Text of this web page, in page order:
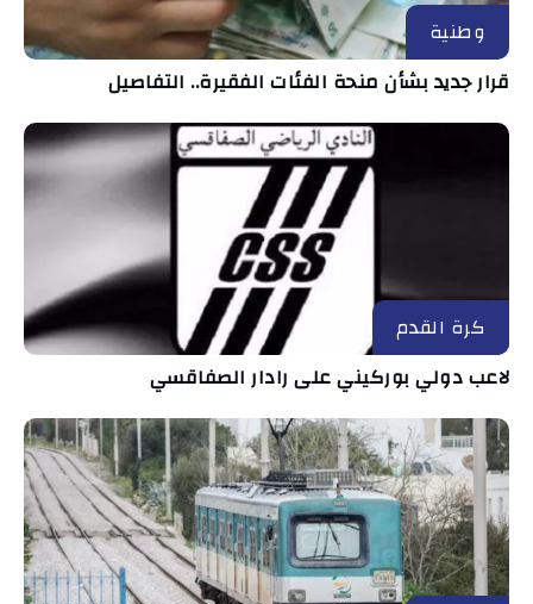
وطنية
قرار جديد بشأن منحة الفئات الفقيرة.. التفاصيل
كرة القدم
لاعب دولي بوركيني على رادار الصفاقسي